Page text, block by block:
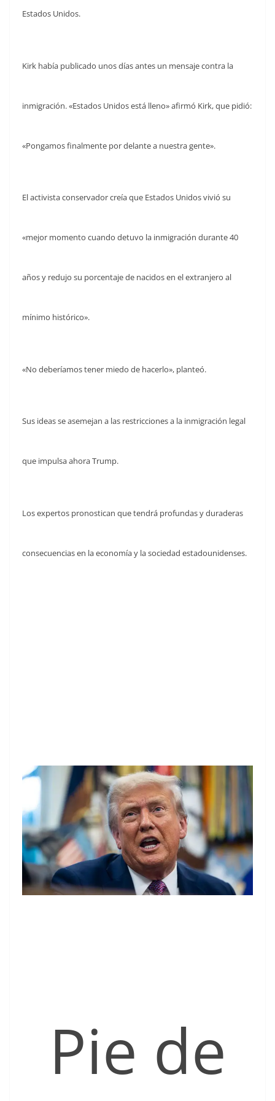
Estados Unidos.
Kirk había publicado unos días antes un mensaje contra la
inmigración. «Estados Unidos está lleno» afirmó Kirk, que pidió:
«Pongamos finalmente por delante a nuestra gente».
El activista conservador creía que Estados Unidos vivió su
«mejor momento cuando detuvo la inmigración durante 40
años y redujo su porcentaje de nacidos en el extranjero al
mínimo histórico».
«No deberíamos tener miedo de hacerlo», planteó.
Sus ideas se asemejan a las restricciones a la inmigración legal
que impulsa ahora Trump.
Los expertos pronostican que tendrá profundas y duraderas
consecuencias en la economía y la sociedad estadounidenses.
Pie de